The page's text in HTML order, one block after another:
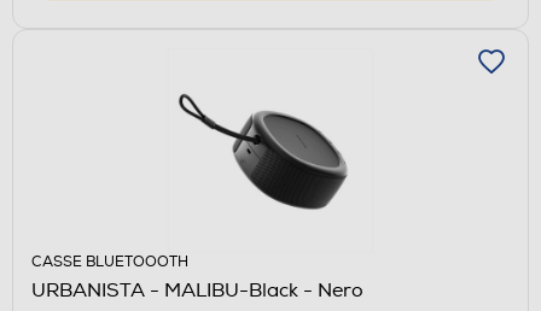
CASSE BLUETOOOTH
URBANISTA - MALIBU-Black - Nero